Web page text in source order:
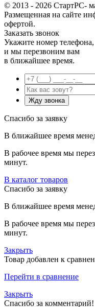
© 2013 - 2026 СтартРС-
Размещенная на сайте
офертой.
Заказать звонок
Укажите номер телефона,
и мы перезвоним вам
в ближайшее время.
Спасибо за заявку
В ближайшее время
В рабочее время мы
минут.
В каталог товаров
Спасибо за заявку
В ближайшее время
В рабочее время мы
минут.
Закрыть
Товар добавлен к
Перейти в сравнение
Закрыть
Спасибо за комментарий!